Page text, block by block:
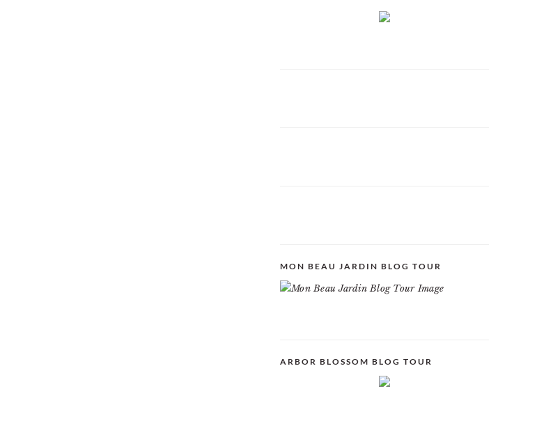
MON BEAU JARDIN BLOG TOUR
ARBOR BLOSSOM BLOG TOUR